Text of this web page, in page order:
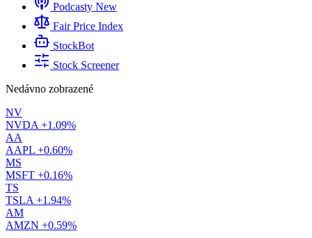
Podcasty New
Fair Price Index
StockBot
Stock Screener
Nedávno zobrazené
NV
NVDA +1.09%
AA
AAPL +0.60%
MS
MSFT +0.16%
TS
TSLA +1.94%
AM
AMZN +0.59%